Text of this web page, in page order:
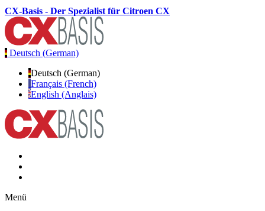
CX-Basis - Der Spezialist für Citroen CX
Deutsch (German)
Deutsch (German)
Français (French)
English (Anglais)
Menü